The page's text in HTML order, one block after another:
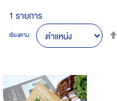
1 รายการ
เรียงตาม